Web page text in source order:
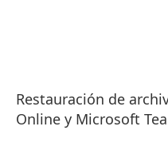
Restauración de
Online y Microsoft